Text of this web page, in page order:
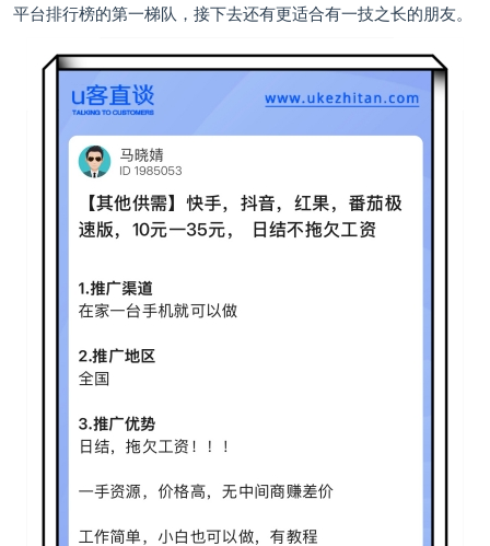
平台排行榜的第一梯队，接下去还有更适合有一技之长的朋友。